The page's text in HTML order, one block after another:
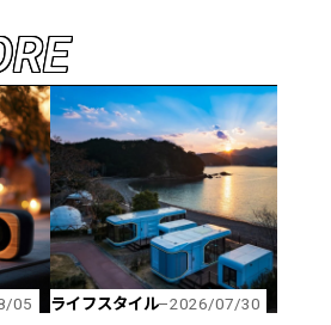
RE
05 ライフスタイル 2026/07/30